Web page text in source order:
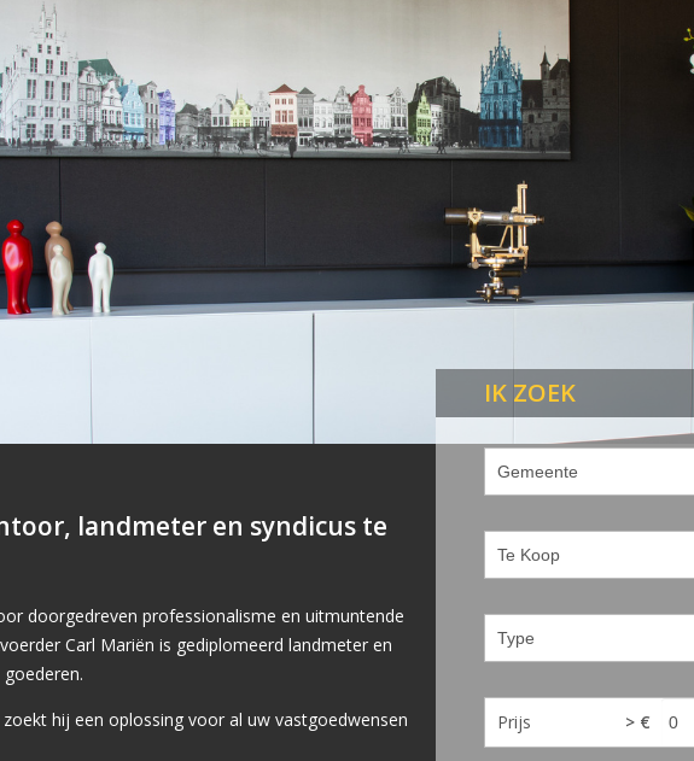
landmeter en syndicus te
doorgedreven professionalisme en uitmuntende
Carl Mariën is gediplomeerd landmeter en
hij een oplossing voor al uw vastgoedwensen
IK ZOEK
Prijs > €